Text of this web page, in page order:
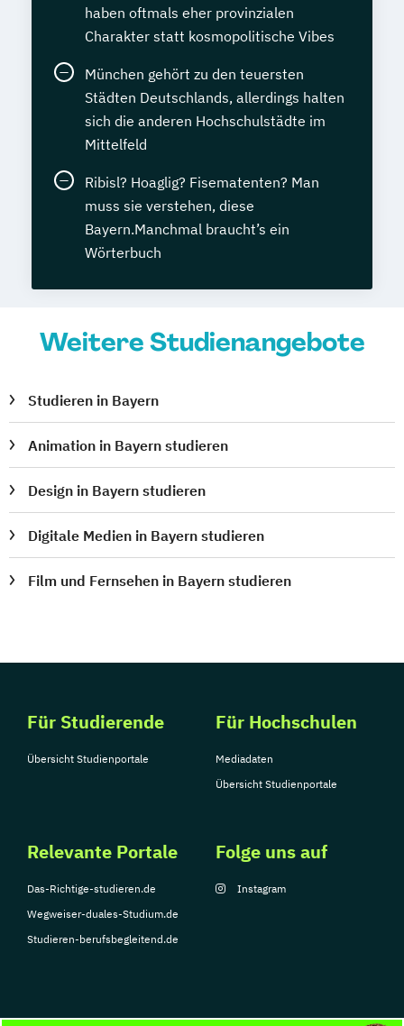
haben oftmals eher provinzialen
Charakter statt kosmopolitische Vibes
München gehört zu den teuersten
Städten Deutschlands, allerdings halten
sich die anderen Hochschulstädte im
Mittelfeld
Ribisl? Hoaglig? Fisematenten? Man
muss sie verstehen, diese
Bayern.Manchmal braucht’s ein
Wörterbuch
Weitere Studienangebote
Studieren in Bayern
Animation in Bayern studieren
Design in Bayern studieren
Digitale Medien in Bayern studieren
Film und Fernsehen in Bayern studieren
Für Studierende
Übersicht Studienportale
Für Hochschulen
Mediadaten
Übersicht Studienportale
Relevante Portale
Das-Richtige-studieren.de
Wegweiser-duales-Studium.de
Studieren-berufsbegleitend.de
Folge uns auf
Instagram